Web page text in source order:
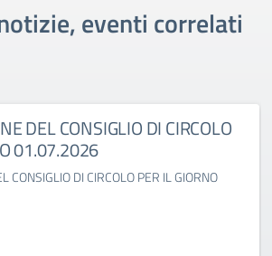
eventi correlati
DEL CONSIGLIO DI CIRCOLO
01.07.2026
CONSIGLIO DI CIRCOLO PER IL GIORNO